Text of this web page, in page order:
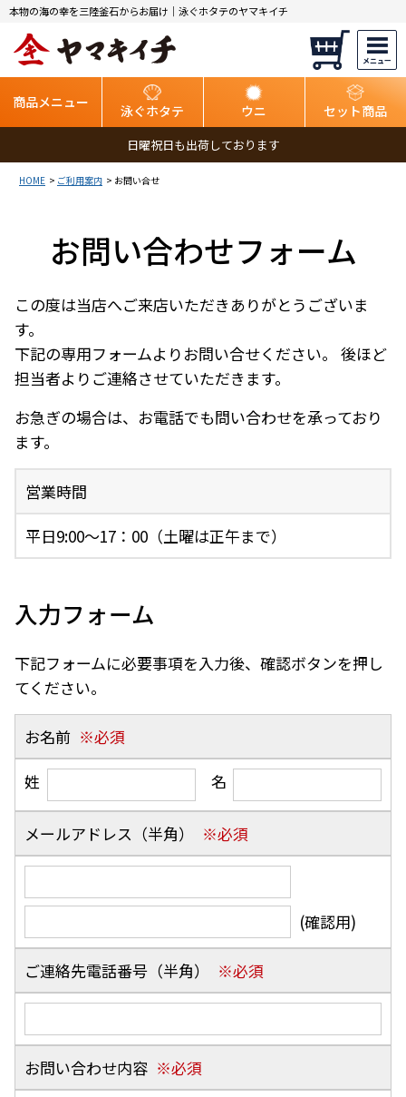
本物の海の幸を三陸釜石からお届け｜泳ぐホタテのヤマキイチ
商品メニュー 泳ぐホタテ ウニ セット商品
日曜祝日も出荷しております
HOME ご利用案内 お問い合せ
お問い合わせフォーム
この度は当店へご来店いただきありがとうございま
す。
下記の専用フォームよりお問い合せください。 後ほど
担当者よりご連絡させていただきます。
お急ぎの場合は、お電話でも問い合わせを承っており
ます。
営業時間
平日9:00～17：00（土曜は正午まで）
入力フォーム
下記フォームに必要事項を入力後、確認ボタンを押し
てください。
お名前
姓
名
メールアドレス（半角）
(確認用)
ご連絡先電話番号（半角）
お問い合わせ内容